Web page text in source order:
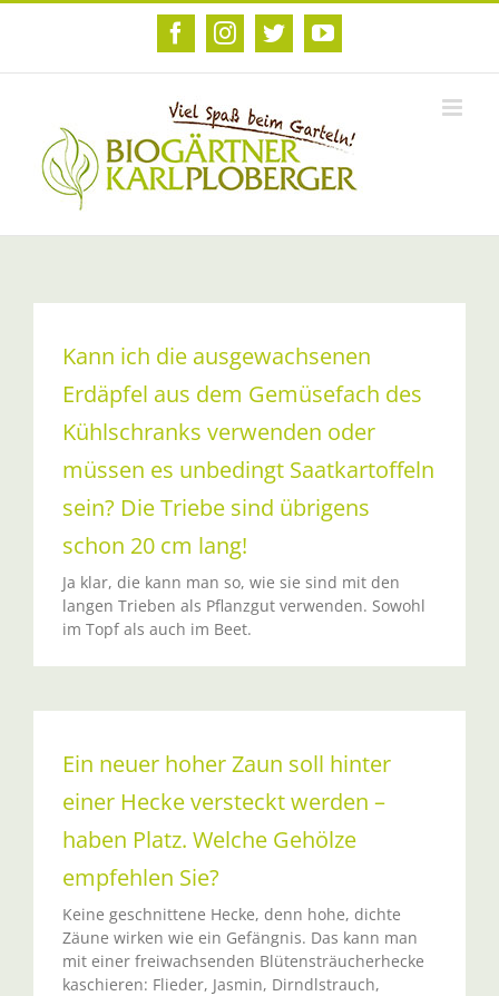
Zum
FacebookInstagram
TwitterYouTube
Kann ich die ausgewachsenen
Erdäpfel aus dem Gemüsefach des
Kühlschranks verwenden oder
müssen es unbedingt Saatkartoffeln
sein? Die Triebe sind übrigens
schon 20 cm lang!
Ja klar, die kann man so, wie sie sind mit den
langen Trieben als Pflanzgut verwenden. Sowohl
im Topf als auch im Beet.
Ein neuer hoher Zaun soll hinter
einer Hecke versteckt werden –
haben Platz. Welche Gehölze
empfehlen Sie?
Keine geschnittene Hecke, denn hohe, dichte
Zäune wirken wie ein Gefängnis. Das kann man
mit einer freiwachsenden Blütensträucherhecke
kaschieren: Flieder, Jasmin, Dirndlstrauch,